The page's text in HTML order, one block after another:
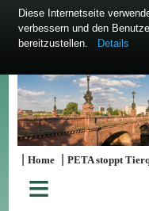
|Home |PETA stoppt
≡
Diese Internetseite
verbessern und den
bereitzustellen.
Details